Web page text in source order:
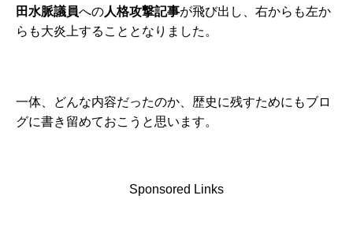
田水脈議員への人格攻撃記事が飛び出し、右からも左か
らも大炎上することとなりました。
一体、どんな内容だったのか、歴史に残すためにもブロ
グに書き留めておこうと思います。
Sponsored Links